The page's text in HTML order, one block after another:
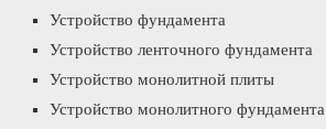
Устройство фундамента
Устройство ленточного фундамента
Устройство монолитной плиты
Устройство монолитного фундамента